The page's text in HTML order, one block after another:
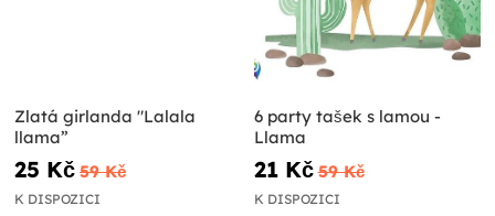
Zlatá girlanda "Lalala
llama”
25 Kč 59 Kč
K DISPOZICI
6 party tašek s lamou -
Llama
21 Kč 59 Kč
K DISPOZICI